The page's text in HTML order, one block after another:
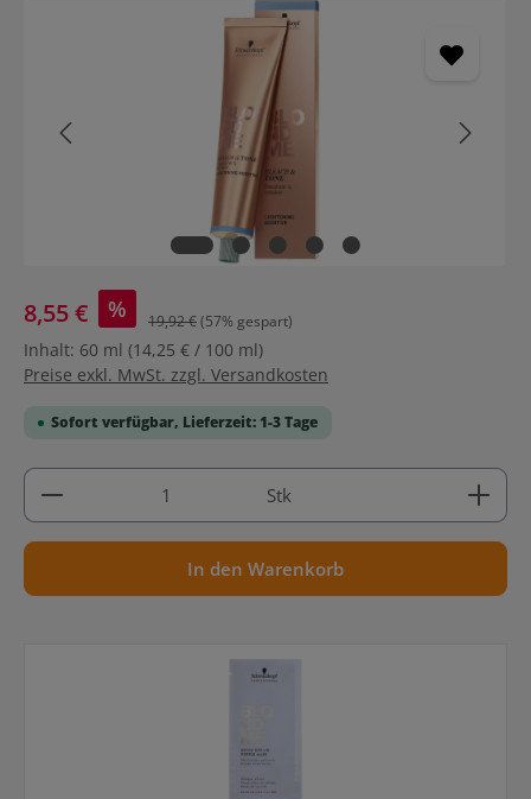
8,55 € % 19,92 €(57% gespart)
Inhalt: 60 ml (14,25 € / 100 ml)
Preise exkl. MwSt. zzgl. Versandkosten
Sofort verfügbar, Lieferzeit: 1-3 Tage
Produkt Anzahl: Gib den gewünschten Wert ein
Stk
In den Warenkorb